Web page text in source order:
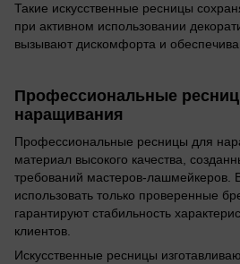
Такие искусственные ресницы
при активном использовании
вызывают дискомфорта и
Профессиональные
наращивания
Профессиональные ресницы для
материал высокого качества,
требований мастеров-лашмейкеров.
использовать только проверенные
гарантируют стабильность
клиентов.
Искусственные ресницы